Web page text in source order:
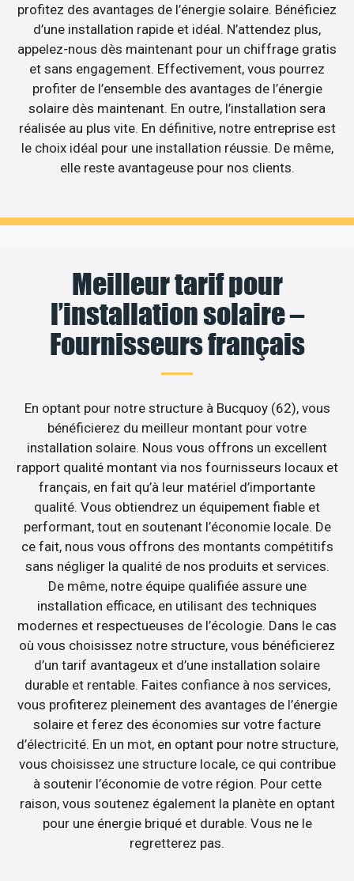
profitez des avantages de l’énergie solaire. Bénéficiez
d’une installation rapide et idéal. N’attendez plus,
appelez-nous dès maintenant pour un chiffrage gratis
et sans engagement. Effectivement, vous pourrez
profiter de l’ensemble des avantages de l’énergie
solaire dès maintenant. En outre, l’installation sera
réalisée au plus vite. En définitive, notre entreprise est
le choix idéal pour une installation réussie. De même,
elle reste avantageuse pour nos clients.
Meilleur tarif pour
l’installation solaire –
Fournisseurs français
En optant pour notre structure à Bucquoy (62), vous
bénéficierez du meilleur montant pour votre
installation solaire. Nous vous offrons un excellent
rapport qualité montant via nos fournisseurs locaux et
français, en fait qu’à leur matériel d’importante
qualité. Vous obtiendrez un équipement fiable et
performant, tout en soutenant l’économie locale. De
ce fait, nous vous offrons des montants compétitifs
sans négliger la qualité de nos produits et services.
De même, notre équipe qualifiée assure une
installation efficace, en utilisant des techniques
modernes et respectueuses de l’écologie. Dans le cas
où vous choisissez notre structure, vous bénéficierez
d’un tarif avantageux et d’une installation solaire
durable et rentable. Faites confiance à nos services,
vous profiterez pleinement des avantages de l’énergie
solaire et ferez des économies sur votre facture
d’électricité. En un mot, en optant pour notre structure,
vous choisissez une structure locale, ce qui contribue
à soutenir l’économie de votre région. Pour cette
raison, vous soutenez également la planète en optant
pour une énergie briqué et durable. Vous ne le
regretterez pas.